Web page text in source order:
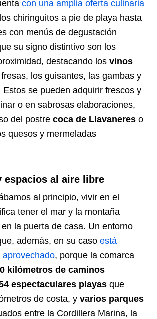
con una amplia oferta culinaria
chiringuitos a pie de playa hasta
con menús de degustación
su signo distintivo son los
destacando los vinos
los guisantes, las gambas y
Estos se pueden adquirir frescos y
o en sabrosas elaboraciones,
del postre coca de Llavaneres o
quesos y mermeladas
espacios al aire libre
al principio, vivir en el
tener el mar y la montaña
la puerta de casa. Un entorno
además, en su caso está
aprovechado, porque la comarca
kilómetros de caminos
espectaculares playas que
de costa, y varios parques
entre la Cordillera Marina, la